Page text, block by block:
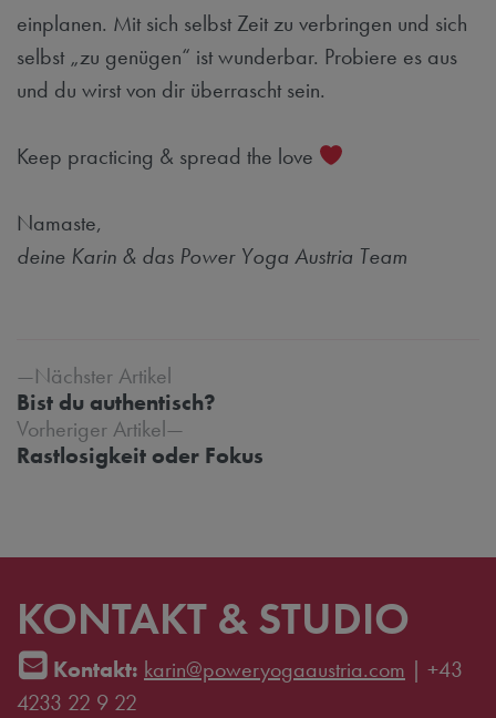
einplanen. Mit sich selbst Zeit zu verbringen und sich
selbst „zu genügen“ ist wunderbar. Probiere es aus
und du wirst von dir überrascht sein.
Keep practicing & spread the love
Namaste,
deine Karin & das Power Yoga Austria Team
Beitrags-Navigation
Nächster Artikel
Bist du authentisch?
Vorheriger Artikel
Rastlosigkeit oder Fokus
KONTAKT & STUDIO
Kontakt: karin@poweryogaaustria.com | +43
4233 22 9 22